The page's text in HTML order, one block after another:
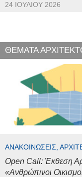
24 ΙΟΥΛΊΟΥ 2026
ΘΕΜΑΤΑ
ΑΝΑΚΟΙΝΏΣΕΙΣ,
Open Call: Έκθεση
«Ανθρώπινοι